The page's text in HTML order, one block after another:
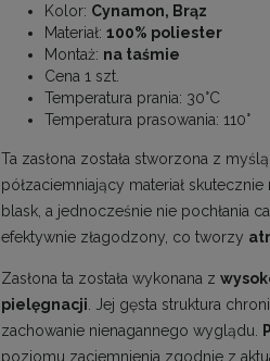
Kolor: Cynamon, Brąz
Materiał: 100% poliester
Montaż: na taśmie
Cena 1 szt.
Temperatura prania: 30°C
Temperatura prasowania: 110°
Ta zasłona została stworzona z
półzaciemniający materiał
blask, a jednocześnie nie pochłania
efektywnie złagodzony, co tworzy
Zasłona ta została wykonana z
pielęgnacji. Jej gęsta struktura
zachowanie nienagannego wyglądu.
poziomu zaciemnienia zgodnie z